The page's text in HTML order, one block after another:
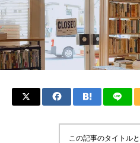
この記事のタイトル